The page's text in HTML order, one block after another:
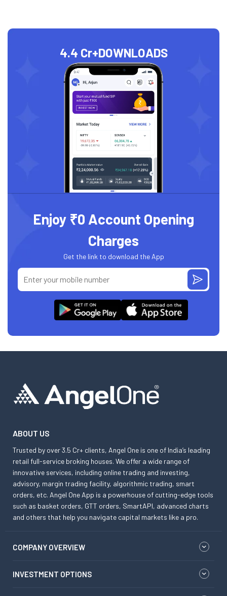
4.4 Cr+DOWNLOADS
Enjoy ₹0 Account Opening
Charges
Get the link to download the App
ABOUT US
Trusted by over 3.5 Cr+ clients, Angel One is one of India’s leading
retail full-service broking houses. We offer a wide range of
innovative services, including online trading and investing,
advisory, margin trading facility, algorithmic trading, smart
orders, etc. Angel One App is a powerhouse of cutting-edge tools
such as basket orders, GTT orders, SmartAPI, advanced charts
and others that help you navigate capital markets like a pro.
COMPANY OVERVIEW
INVESTMENT OPTIONS